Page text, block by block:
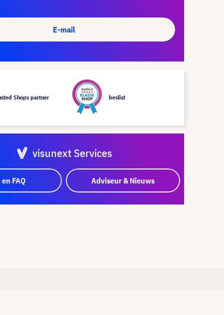
E-mail
Shops partner beslist
visunext Services
FAQ Adviseur & Nieuws